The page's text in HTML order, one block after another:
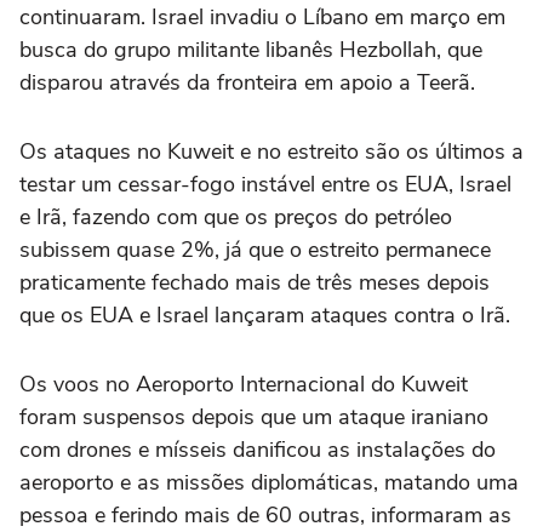
continuaram. Israel invadiu o Líbano em março em
‌busca do grupo militante libanês Hezbollah, que
disparou através da fronteira em apoio a Teerã.
Os ataques no Kuweit e no estreito são os últimos a
testar um cessar-fogo instável entre os EUA, Israel
e Irã, fazendo com que os preços do petróleo
subissem quase 2%, já que o estreito permanece
praticamente fechado mais de ‌três meses depois
que os EUA e Israel lançaram ataques contra o Irã.
Os voos no Aeroporto ‌Internacional do Kuweit
foram suspensos depois que um ataque iraniano
com drones e mísseis danificou as instalações do
aeroporto e as missões diplomáticas, matando uma
⁠pessoa e ferindo mais de 60 outras, informaram as